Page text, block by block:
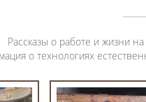
Рассказы о работе и жизни
о технологиях